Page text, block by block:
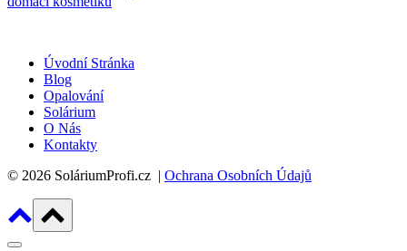
Úvodní Stránka
Blog
Opalování
Solárium
O Nás
Kontakty
© 2026 SoláriumProfi.cz | Ochrana Osobních Údajů